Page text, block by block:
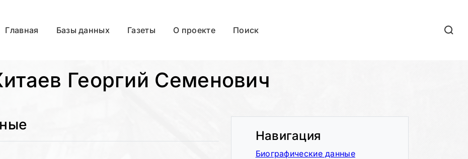
Главная Базы данных Газеты О проекте Поиск
Георгий Семенович
Навигация
Биографические данные